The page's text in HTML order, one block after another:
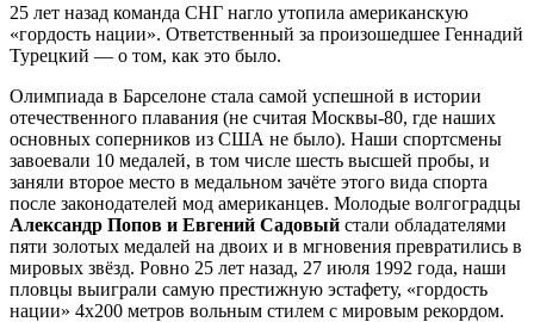
25 лет назад команда СНГ нагло утопила американскую
«гордость нации». Ответственный за произошедшее Геннадий
Турецкий — о том, как это было.
Олимпиада в Барселоне стала самой успешной в истории
отечественного плавания (не считая Москвы-80, где наших
основных соперников из США не было). Наши спортсмены
завоевали 10 медалей, в том числе шесть высшей пробы, и
заняли второе место в медальном зачёте этого вида спорта
после законодателей мод американцев. Молодые волгоградцы
Александр Попов и Евгений Садовый стали обладателями
пяти золотых медалей на двоих и в мгновения превратились в
мировых звёзд. Ровно 25 лет назад, 27 июля 1992 года, наши
пловцы выиграли самую престижную эстафету, «гордость
нации» 4х200 метров вольным стилем с мировым рекордом.